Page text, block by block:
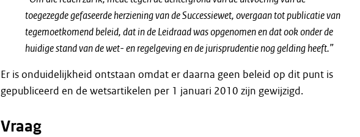
toegezegde gefaseerde herziening van de Successiewet, overgaan tot publicatie van
tegemoetkomend beleid, dat in de Leidraad was opgenomen en dat ook onder de
huidige stand van de wet- en regelgeving en de jurisprudentie nog gelding heeft.”
Er is onduidelijkheid ontstaan omdat er daarna geen beleid op dit punt is
gepubliceerd en de wetsartikelen per 1 januari 2010 zijn gewijzigd.
Vraag